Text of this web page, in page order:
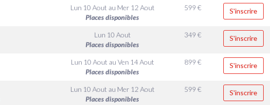
Lun 10 Aout au Mer 12 Aout
Places disponibles
599 € S'inscrire
Lun 10 Aout
Places disponibles
349 € S'inscrire
Lun 10 Aout au Ven 14 Aout
Places disponibles
899 € S'inscrire
Lun 10 Aout au Mer 12 Aout
Places disponibles
599 € S'inscrire